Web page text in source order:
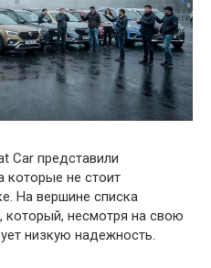
Car представили
которые не стоит
На вершине списка
который, несмотря на свою
низкую надежность.